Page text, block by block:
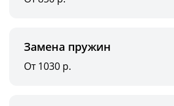
Замена пружин
От 1030 р.